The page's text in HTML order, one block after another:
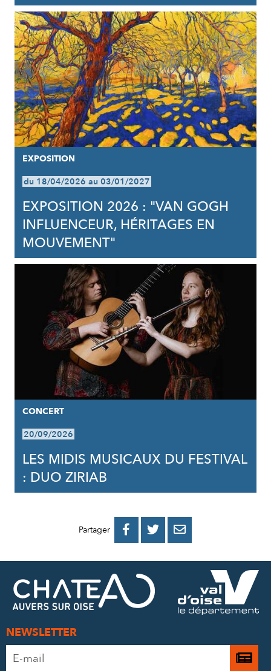
EXPOSITION
du 18/04/2026 au 03/01/2027
EXPOSITION 2026 : "VAN GOGH
INFLUENCEUR, HÉRITAGES EN
MOUVEMENT"
CONCERT
20/09/2026
LES MIDIS MUSICAUX DU FESTIVAL
: DUO ZIRIAB
Partager 
PARTAGER
FACEBOOK
PARTAGER
PARTAGER
MAIL
NEWSLETTER
Adresse
e-
Je